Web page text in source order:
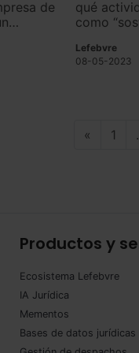
de
qué
como
Lefebvre
08-05-2023
« 1
Productos y
Ecosistema Lefebvre
IA Jurídica
Mementos
Bases de datos jurídicas